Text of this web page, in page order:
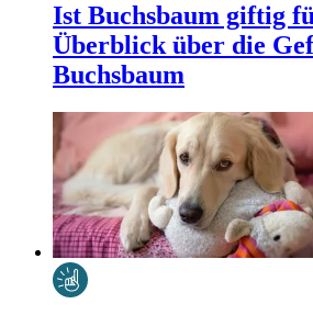
Ist Buchsbaum giftig
Überblick über die
Buchsbaum